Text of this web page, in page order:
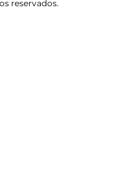
reservados.